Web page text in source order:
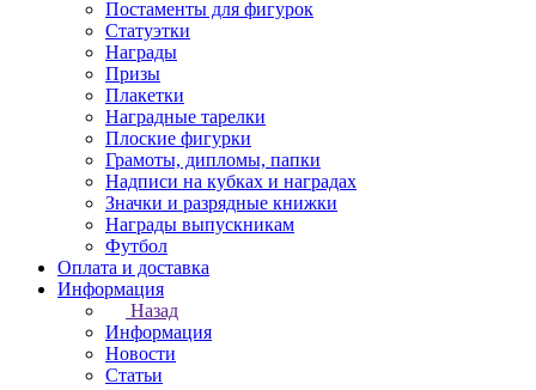
Постаменты для фигурок
Статуэтки
Награды
Призы
Плакетки
Наградные тарелки
Плоские фигурки
Грамоты, дипломы, папки
Надписи на кубках и наградах
Значки и разрядные книжки
Награды выпускникам
Футбол
Оплата и доставка
Информация
Назад
Информация
Новости
Статьи